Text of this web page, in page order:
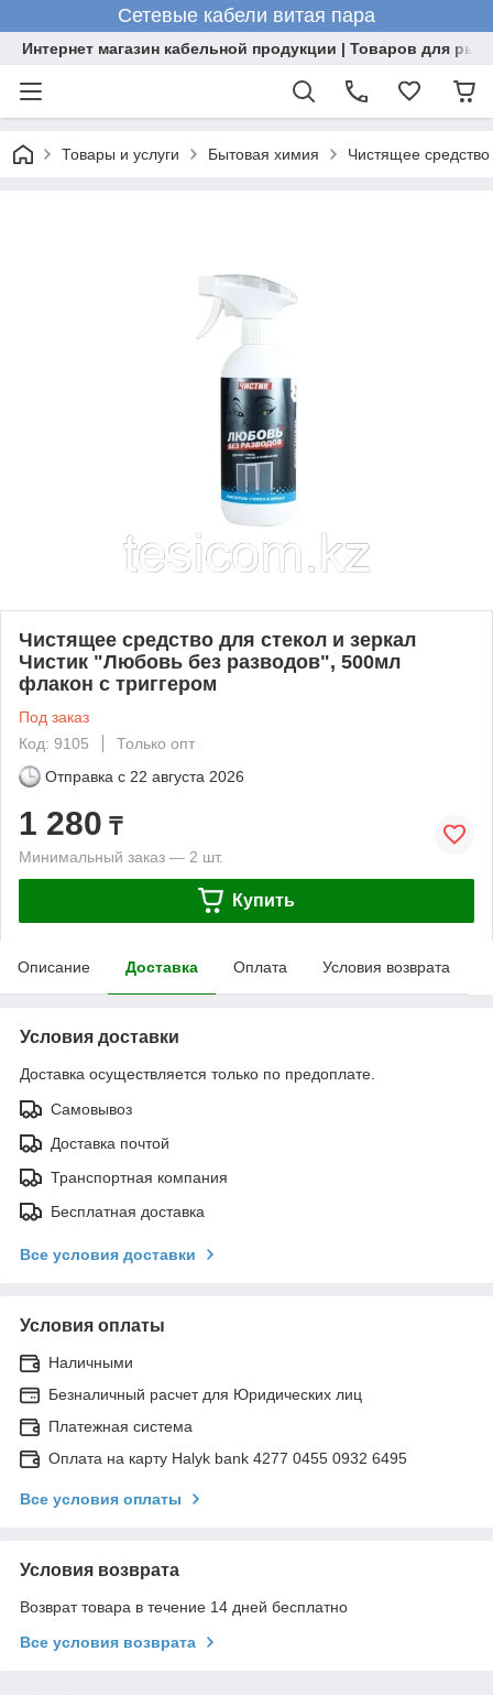
Сетевые кабели витая пара
Интернет магазин кабельной продукции | Товаров для
Товары и услуги Бытовая химия Чистящее
Чистящее средство для стекол и зеркал
Чистик "Любовь без разводов", 500мл
флакон с триггером
Под заказ
Код: 9105
Только опт
Отправка с 22 августа 2026
1 280 ₸
Минимальный заказ — 2 шт.
Купить
Описание Доставка Оплата Условия возврата
Условия доставки
Доставка осуществляется только по предоплате.
Самовывоз
Доставка почтой
Транспортная компания
Бесплатная доставка
Все условия доставки
Условия оплаты
Наличными
Безналичный расчет для Юридических лиц
Платежная система
Оплата на карту Halyk bank 4277 0455 0932 6495
Все условия оплаты
Условия возврата
Возврат товара в течение 14 дней бесплатно
Все условия возврата